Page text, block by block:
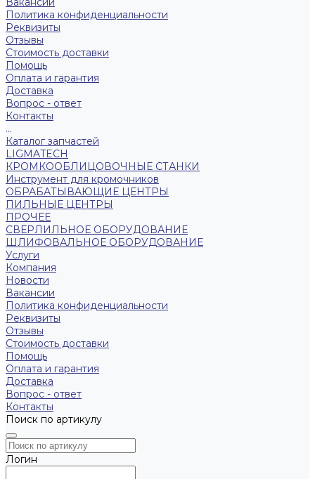
Политика конфиденциальности
Реквизиты
Отзывы
Стоимость доставки
Помощь
Оплата и гарантия
Доставка
Вопрос - ответ
Контакты
...
Каталог запчастей
LIGMATECH
КРОМКООБЛИЦОВОЧНЫЕ СТАНКИ
Инструмент для кромочников
ОБРАБАТЫВАЮЩИЕ ЦЕНТРЫ
ПИЛЬНЫЕ ЦЕНТРЫ
ПРОЧЕЕ
СВЕРЛИЛЬНОЕ ОБОРУДОВАНИЕ
ШЛИФОВАЛЬНОЕ ОБОРУДОВАНИЕ
Услуги
Компания
Новости
Вакансии
Политика конфиденциальности
Реквизиты
Отзывы
Стоимость доставки
Помощь
Оплата и гарантия
Доставка
Вопрос - ответ
Контакты
Поиск по артикулу
Логин